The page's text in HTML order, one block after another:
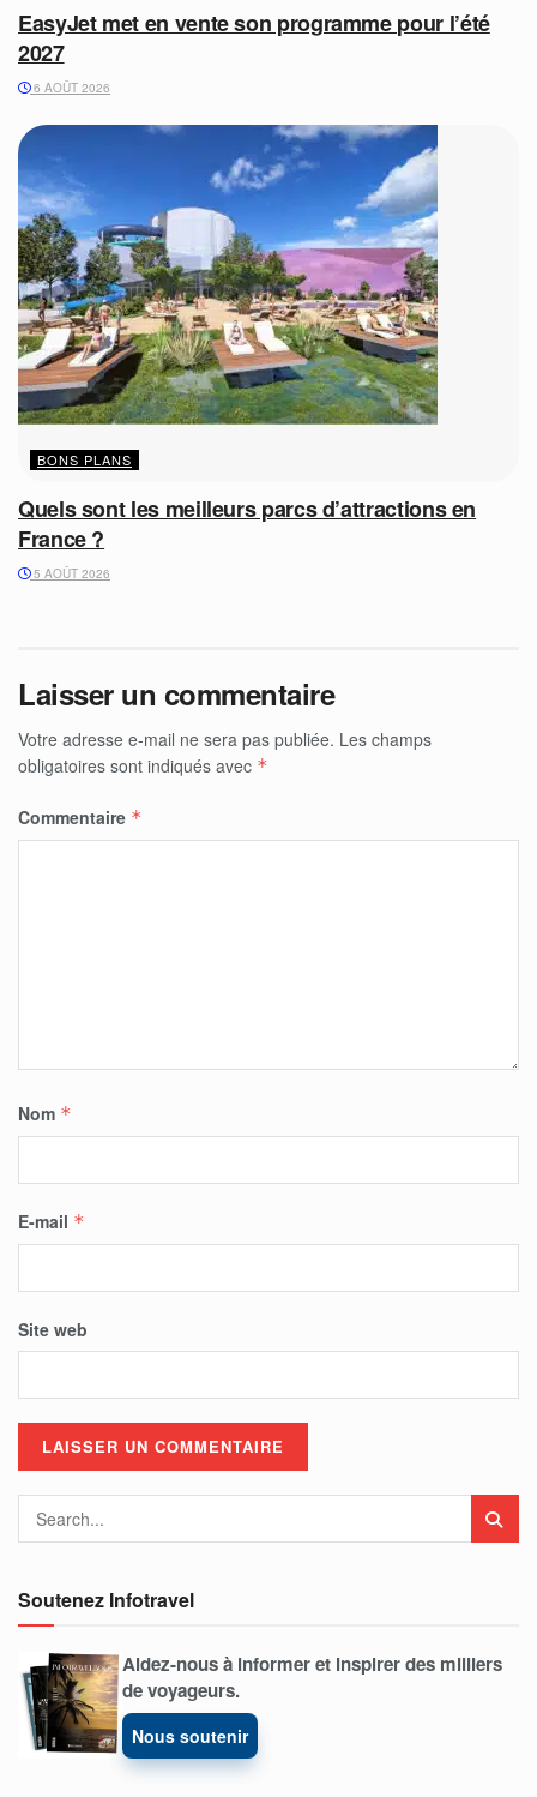
EasyJet met en vente son programme pour l’été
2027
6 AOÛT 2026
BONS PLANS
Quels sont les meilleurs parcs d’attractions en
France ?
5 AOÛT 2026
Laisser un commentaire
Votre adresse e-mail ne sera pas publiée. Les champs
obligatoires sont indiqués avec *
Commentaire *
Nom *
E-mail *
Site web
Soutenez Infotravel
Aidez-nous à informer et inspirer des milliers
de voyageurs.
Nous soutenir